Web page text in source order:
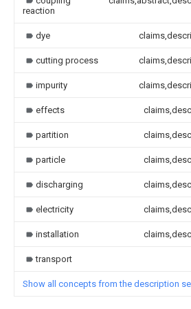
reaction
dye
cutting process
impurity
effects
partition
particle
discharging
electricity
installation
transport
Show all concepts from the description